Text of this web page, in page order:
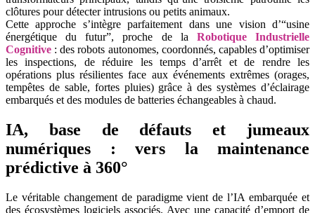
clôtures pour détecter intrusions ou petits animaux.
Cette approche s’intègre parfaitement dans une vision d’“usine
énergétique du futur”, proche de la Robotique Industrielle
Cognitive : des robots autonomes, coordonnés, capables d’optimiser
les inspections, de réduire les temps d’arrêt et de rendre les
opérations plus résilientes face aux événements extrêmes (orages,
tempêtes de sable, fortes pluies) grâce à des systèmes d’éclairage
embarqués et des modules de batteries échangeables à chaud.
IA, base de défauts et jumeaux
numériques : vers la maintenance
prédictive à 360°
Le véritable changement de paradigme vient de l’IA embarquée et
des écosystèmes logiciels associés. Avec une capacité d’emport de